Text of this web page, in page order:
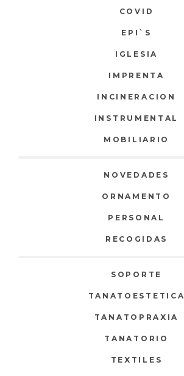
COVID
EPI`S
IGLESIA
IMPRENTA
INCINERACION
INSTRUMENTAL
MOBILIARIO
NOVEDADES
ORNAMENTO
PERSONAL
RECOGIDAS
SOPORTE
TANATOESTETICA
TANATOPRAXIA
TANATORIO
TEXTILES